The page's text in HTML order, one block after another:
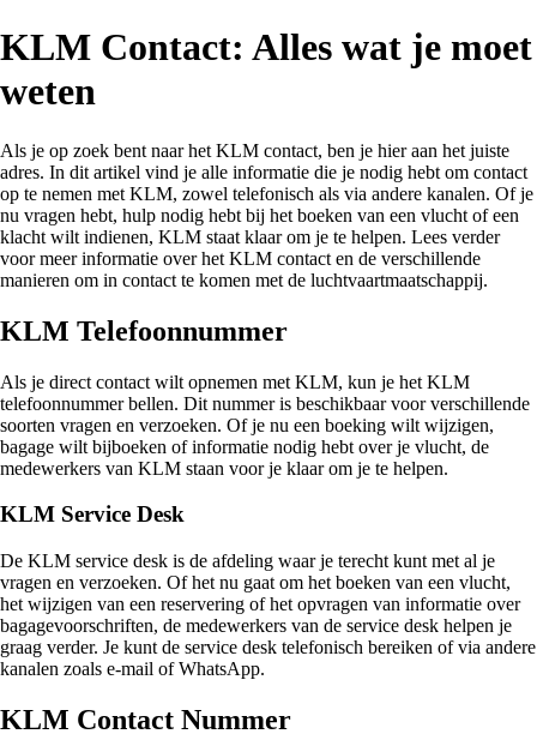
KLM Contact: Alles wat je moet
weten
Als je op zoek bent naar het KLM contact, ben je hier aan het juiste
adres. In dit artikel vind je alle informatie die je nodig hebt om contact
op te nemen met KLM, zowel telefonisch als via andere kanalen. Of je
nu vragen hebt, hulp nodig hebt bij het boeken van een vlucht of een
klacht wilt indienen, KLM staat klaar om je te helpen. Lees verder
voor meer informatie over het KLM contact en de verschillende
manieren om in contact te komen met de luchtvaartmaatschappij.
KLM Telefoonnummer
Als je direct contact wilt opnemen met KLM, kun je het KLM
telefoonnummer bellen. Dit nummer is beschikbaar voor verschillende
soorten vragen en verzoeken. Of je nu een boeking wilt wijzigen,
bagage wilt bijboeken of informatie nodig hebt over je vlucht, de
medewerkers van KLM staan voor je klaar om je te helpen.
KLM Service Desk
De KLM service desk is de afdeling waar je terecht kunt met al je
vragen en verzoeken. Of het nu gaat om het boeken van een vlucht,
het wijzigen van een reservering of het opvragen van informatie over
bagagevoorschriften, de medewerkers van de service desk helpen je
graag verder. Je kunt de service desk telefonisch bereiken of via andere
kanalen zoals e-mail of WhatsApp.
KLM Contact Nummer